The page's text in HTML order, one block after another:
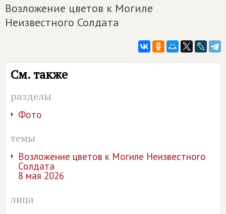
Возложение цветов к Могиле
Неизвестного Солдата
См. также
разделы
Фото
темы
Возложение цветов к Могиле Неизвестного
Солдата
8 мая 2026
лица